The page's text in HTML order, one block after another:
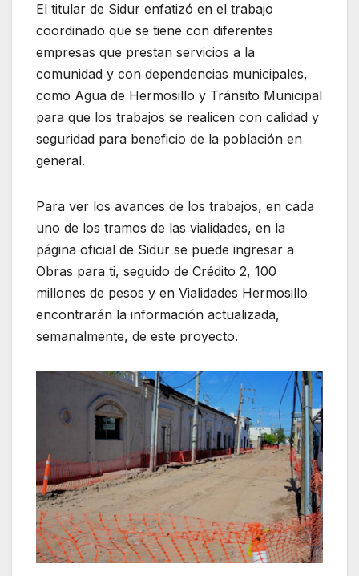
El titular de Sidur enfatizó en el trabajo
coordinado que se tiene con diferentes
empresas que prestan servicios a la
comunidad y con dependencias municipales,
como Agua de Hermosillo y Tránsito Municipal
para que los trabajos se realicen con calidad y
seguridad para beneficio de la población en
general.
Para ver los avances de los trabajos, en cada
uno de los tramos de las vialidades, en la
página oficial de Sidur se puede ingresar a
Obras para ti, seguido de Crédito 2, 100
millones de pesos y en Vialidades Hermosillo
encontrarán la información actualizada,
semanalmente, de este proyecto.